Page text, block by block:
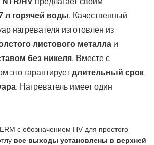
л горячей воды. Качественный
нагревателя изготовлен из
листового металла и
без никеля. Вместе с
это гарантирует длительный срок
. Нагреватель имеет один
с обозначением HV для простого
все выходы установлены в верхней